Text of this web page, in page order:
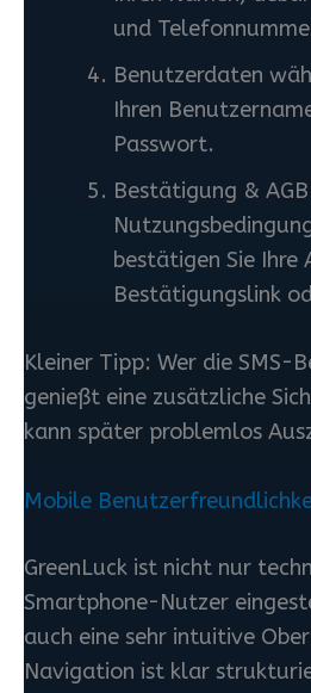
und
Benutzerdaten
Ihren
Passwort.
Bestätigung &
bestätigen Sie Ihre
Bestätigungslink
Kleiner Tipp: Wer die SMS-
genießt eine zusätzliche
kann später problemlos
Mobile
GreenLuck ist nicht nur
Smartphone-Nutzer
auch eine sehr intuitive
Navigation ist klar